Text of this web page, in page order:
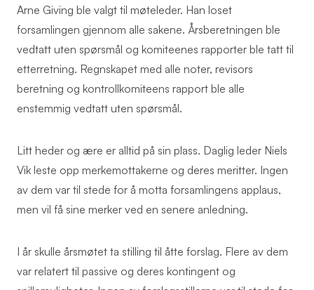
Arne Giving ble valgt til møteleder. Han loset
forsamlingen gjennom alle sakene. Årsberetningen ble
vedtatt uten spørsmål og komiteenes rapporter ble tatt til
etterretning. Regnskapet med alle noter, revisors
beretning og kontrollkomiteens rapport ble alle
enstemmig vedtatt uten spørsmål.
Litt heder og ære er alltid på sin plass. Daglig leder Niels
Vik leste opp merkemottakerne og deres meritter. Ingen
av dem var til stede for å motta forsamlingens applaus,
men vil få sine merker ved en senere anledning.
I år skulle årsmøtet ta stilling til åtte forslag. Flere av dem
var relatert til passive og deres kontingent og